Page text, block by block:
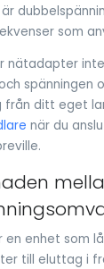
som
nätadapter
spänningen
från ditt eget
när du
en enhet som
till eluttag i